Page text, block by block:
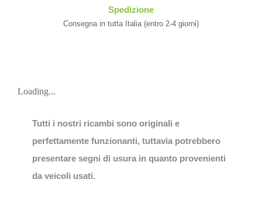
Spedizione
Consegna in tutta Italia (entro 2-4 giorni)
Loading...
Tutti i nostri ricambi sono originali e
perfettamente funzionanti, tuttavia potrebbero
presentare segni di usura in quanto provenienti
da veicoli usati.